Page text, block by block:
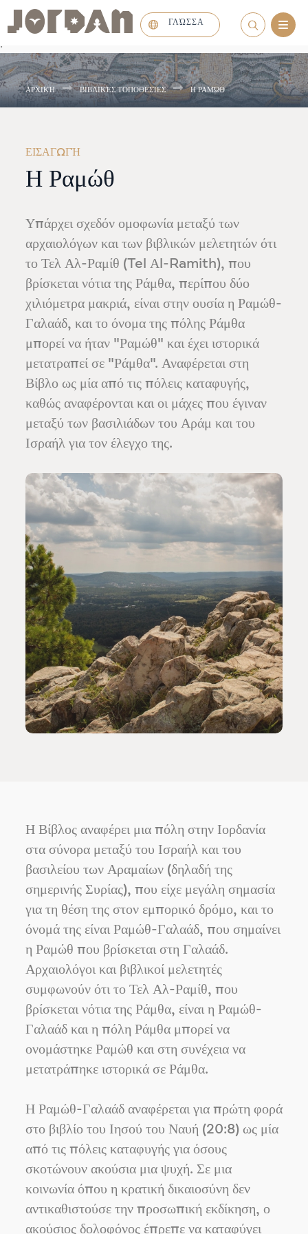
.
ΓΛΏΣΣΑ
ΑΡΧΙΚΉ ΒΙΒΛΙΚΈΣ ΤΟΠΟΘΕΣΊΕΣ Η ΡΑΜΏΘ
ΕΙΣΑΓΩΓΉ
Η Ραμώθ
Υπάρχει σχεδόν ομοφωνία μεταξύ των
αρχαιολόγων και των βιβλικών μελετητών ότι
το Τελ Αλ-Ραμίθ (Tel Αl-Ramith), που
βρίσκεται νότια της Ράμθα, περίπου δύο
χιλιόμετρα μακριά, είναι στην ουσία η Ραμώθ-
Γαλαάδ, και το όνομα της πόλης Ράμθα
μπορεί να ήταν "Ραμώθ" και έχει ιστορικά
μετατραπεί σε "Ράμθα". Αναφέρεται στη
Βίβλο ως μία από τις πόλεις καταφυγής,
καθώς αναφέρονται και οι μάχες που έγιναν
μεταξύ των βασιλιάδων του Αράμ και του
Ισραήλ για τον έλεγχο της.
Η Βίβλος αναφέρει μια πόλη στην Ιορδανία
στα σύνορα μεταξύ του Ισραήλ και του
βασιλείου των Αραμαίων (δηλαδή της
σημερινής Συρίας), που είχε μεγάλη σημασία
για τη θέση της στον εμπορικό δρόμο, και το
όνομά της είναι Ραμώθ-Γαλαάδ, που σημαίνει
η Ραμώθ που βρίσκεται στη Γαλαάδ.
Αρχαιολόγοι και βιβλικοί μελετητές
συμφωνούν ότι το Τελ Αλ-Ραμίθ, που
βρίσκεται νότια της Ράμθα, είναι η Ραμώθ-
Γαλαάδ και η πόλη Ράμθα μπορεί να
ονομάστηκε Ραμώθ και στη συνέχεια να
μετατράπηκε ιστορικά σε Ράμθα.
Η Ραμώθ-Γαλαάδ αναφέρεται για πρώτη φορά
στο βιβλίο του Ιησού του Ναυή (20:8) ως μία
από τις πόλεις καταφυγής για όσους
σκοτώνουν ακούσια μια ψυχή. Σε μια
κοινωνία όπου η κρατική δικαιοσύνη δεν
αντικαθιστούσε την προσωπική εκδίκηση, ο
ακούσιος δολοφόνος έπρεπε να καταφύγει